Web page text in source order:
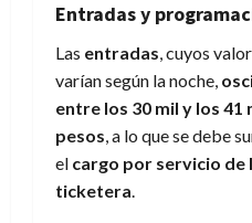
Entradas y
Las entradas, cuyos
varían según la noche,
entre los 30 mil y los 41
pesos, a lo que se debe
el cargo por servicio de
ticketera.